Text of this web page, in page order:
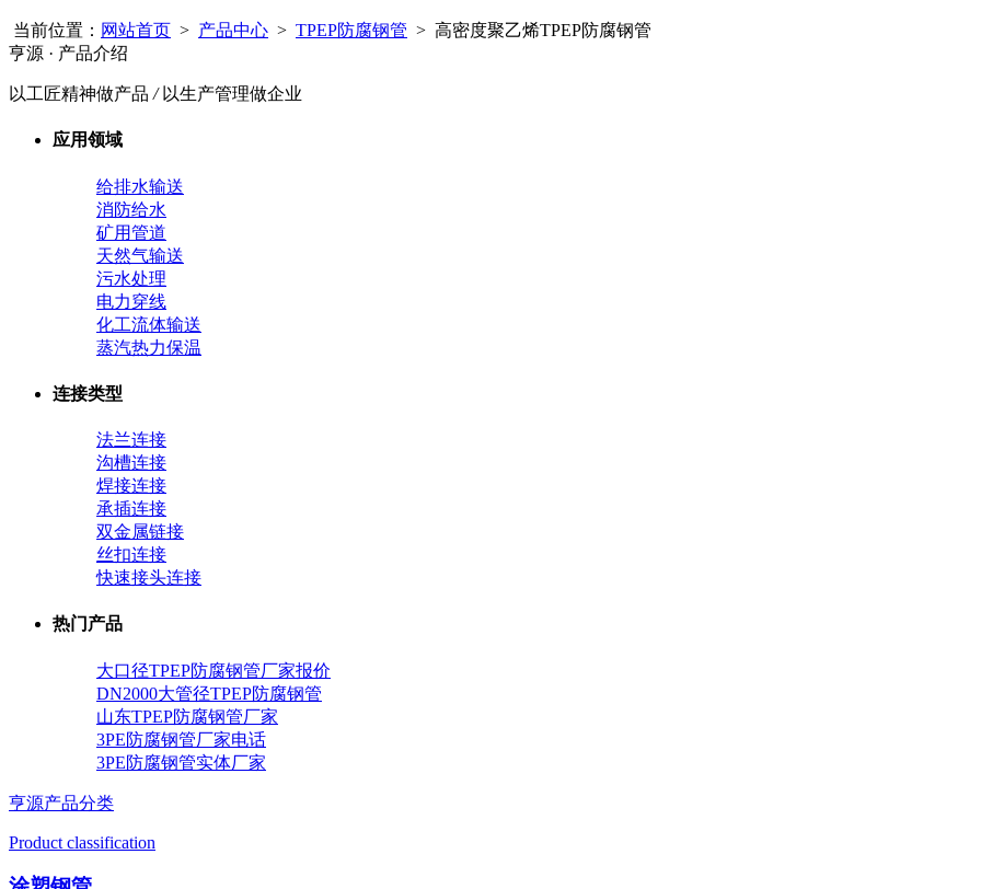
当前位置： 网站首页 > 产品中心 > TPEP防腐钢管 > 高密度聚乙烯TPEP防腐钢管
亨源 · 产品介绍
以工匠精神做产品 /以生产管理做企业
应用领域
给排水输送
消防给水
矿用管道
天然气输送
污水处理
电力穿线
化工流体输送
蒸汽热力保温
连接类型
法兰连接
沟槽连接
焊接连接
承插连接
双金属链接
丝扣连接
快速接头连接
热门产品
大口径TPEP防腐钢管厂家报价
DN2000大管径TPEP防腐钢管
山东TPEP防腐钢管厂家
3PE防腐钢管厂家电话
3PE防腐钢管实体厂家
亨源产品分类
Product classification